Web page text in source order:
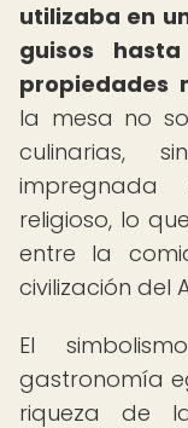
utilizaba en
guisos
propiedades
la mesa no
culinarias,
religioso, lo
entre la
civilización del
El
gastronomía
riqueza de